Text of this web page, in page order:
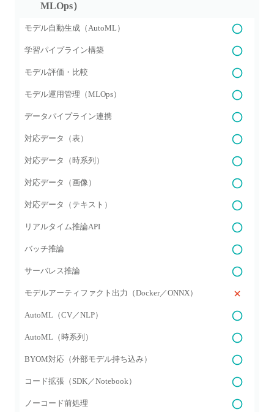
MLOps）
モデル自動生成（AutoML）
学習パイプライン構築
モデル評価・比較
モデル運用管理（MLOps）
データパイプライン連携
対応データ（表）
対応データ（時系列）
対応データ（画像）
対応データ（テキスト）
リアルタイム推論API
バッチ推論
サーバレス推論
モデルアーティファクト出力（Docker／ONNX）
AutoML（CV／NLP）
AutoML（時系列）
BYOM対応（外部モデル持ち込み）
コード拡張（SDK／Notebook）
ノーコード前処理